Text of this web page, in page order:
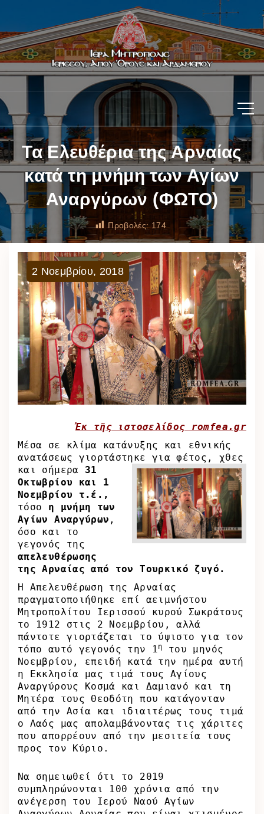
Τα Ελευθέρια της Αρναίας
κατά τη μνήμη των Αγίων
Αναργύρων (ΦΩΤΟ)
Προβολές: 174
2 Νοεμβρίου, 2018
Ἐκ τῆς ιστοσελίδος romfea.gr
Μέσα σε κλίμα κατάνυξης και εθνικής
ανατάσεως γιορτάστηκε για φέτος, χθες
και
σήμερα 31
Οκτωβρίου και 1
Νοεμβρίου τ.έ.,
τόσο η μνήμη των
Αγίων Αναργύρων ,
όσο και το
γεγονός της
απελευθέρωσης
της Αρναίας από τον Τουρκικό ζυγό.
Η Απελευθέρωση της Αρναίας
πραγματοποιήθηκε επί αειμνήστου
Μητροπολίτου Ιερισσού κυρού Σωκράτους
το 1912 στις 2 Νοεμβρίου, αλλά
πάντοτε γιορτάζεται το ύψιστο για τον
τόπο αυτό γεγονός την 1η
του μηνός
Νοεμβρίου, επειδή κατά την ημέρα αυτή
η Εκκλησία μας τιμά τους Αγίους
Αναργύρους Κοσμά και Δαμιανό και τη
Μητέρα τους Θεοδότη που κατάγονταν
από την Ασία και ιδιαιτέρως τους τιμά
ο Λαός μας απολαμβάνοντας τις χάριτες
που απορρέουν από την μεσιτεία τους
προς τον Κύριο.
Να σημειωθεί ότι το 2019
συμπληρώνονται 100 χρόνια από την
ανέγερση του Ιερού Ναού Αγίων